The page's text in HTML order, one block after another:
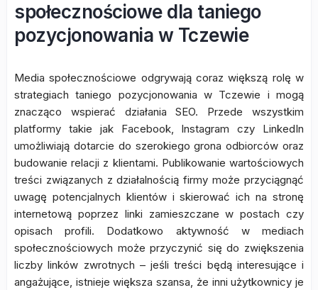
społecznościowe dla taniego
pozycjonowania w Tczewie
Media społecznościowe odgrywają coraz większą rolę w
strategiach taniego pozycjonowania w Tczewie i mogą
znacząco wspierać działania SEO. Przede wszystkim
platformy takie jak Facebook, Instagram czy LinkedIn
umożliwiają dotarcie do szerokiego grona odbiorców oraz
budowanie relacji z klientami. Publikowanie wartościowych
treści związanych z działalnością firmy może przyciągnąć
uwagę potencjalnych klientów i skierować ich na stronę
internetową poprzez linki zamieszczane w postach czy
opisach profili. Dodatkowo aktywność w mediach
społecznościowych może przyczynić się do zwiększenia
liczby linków zwrotnych – jeśli treści będą interesujące i
angażujące, istnieje większa szansa, że inni użytkownicy je